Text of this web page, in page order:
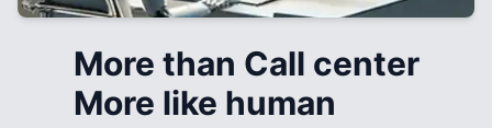
More than Call center
More like human